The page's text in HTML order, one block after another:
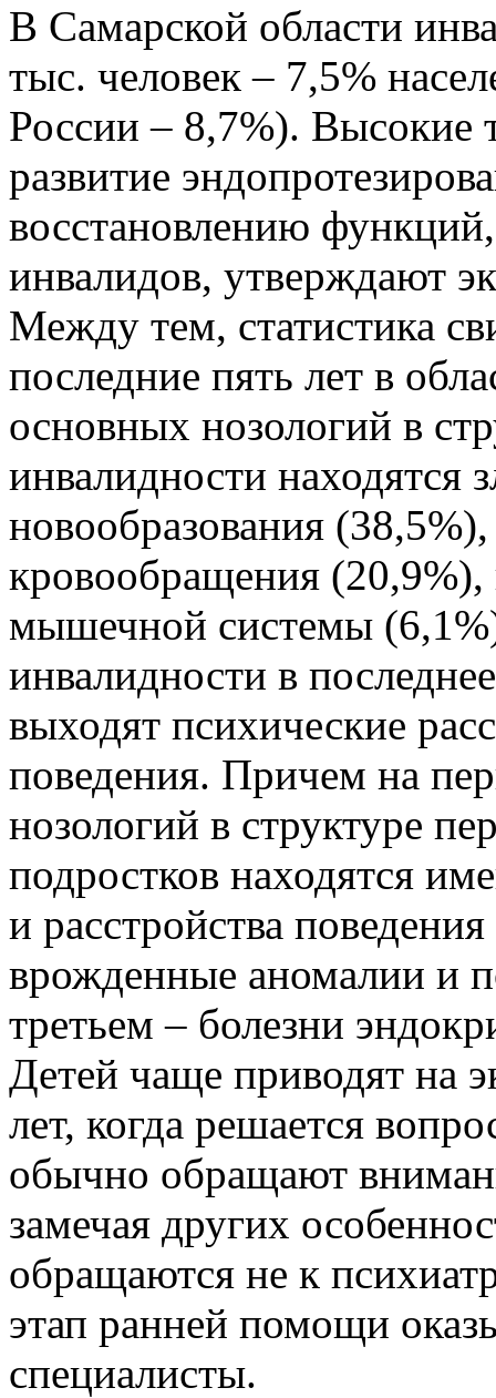
В Самарской области
тыс. человек – 7,5%
России – 8,7%). Высокие
развитие
восстановлению
инвалидов, утверждают
Между тем, статистика
последние пять лет в
основных нозологий в
инвалидности находятся
новообразования
кровообращения (20,9%),
мышечной системы
инвалидности в
выходят психические
поведения. Причем на
нозологий в структуре
подростков находятся
и расстройства
врожденные аномалии и
третьем – болезни
Детей чаще приводят на
лет, когда решается
обычно обращают
замечая других
обращаются не к
этап ранней помощи
специалисты.